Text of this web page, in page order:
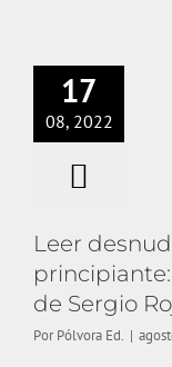
17
08, 2022
Leer
de Sergio
PorPólvora Ed. |